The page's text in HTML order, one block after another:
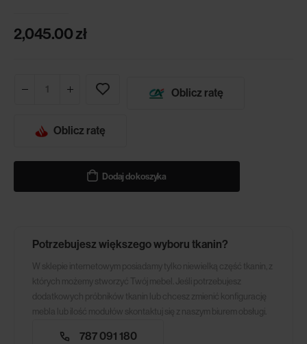
2,045.00zł
Oblicz ratę
Oblicz ratę
Dodaj do koszyka
Potrzebujesz większego wyboru tkanin?
W sklepie internetowym posiadamy tylko niewielką część tkanin, z
których możemy stworzyć Twój mebel. Jeśli potrzebujesz
dodatkowych próbników tkanin lub chcesz zmienić konfigurację
mebla lub ilość modułów skontaktuj się z naszym biurem obsługi.
787 091 180